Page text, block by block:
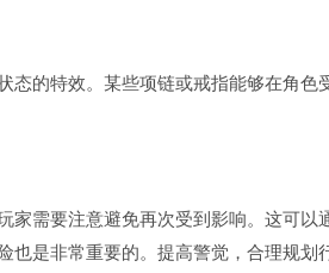
态的特效。某些项链或戒指能够在角
家需要注意避免再次受到影响。这可
也是非常重要的。提高警觉，合理规划